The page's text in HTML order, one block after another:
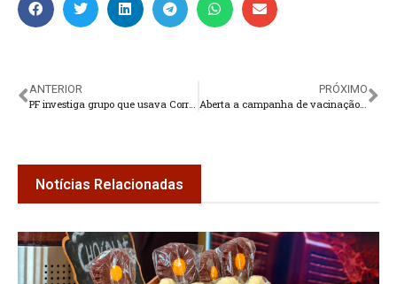
ANTERIOR
PRÓXIMO
Notícias Relacionadas